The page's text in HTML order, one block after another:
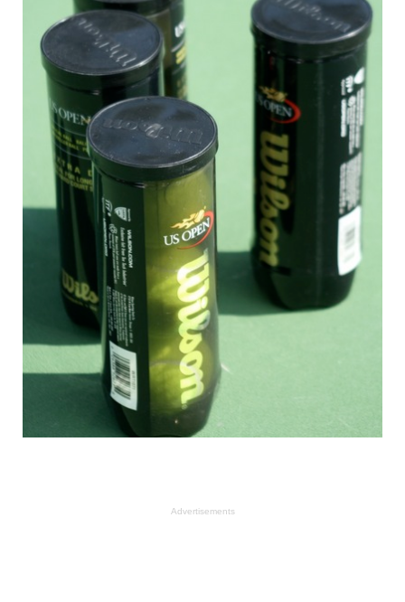
Advertisements